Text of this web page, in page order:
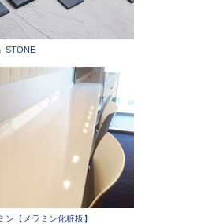
STONE
ン【メラミン化粧板】